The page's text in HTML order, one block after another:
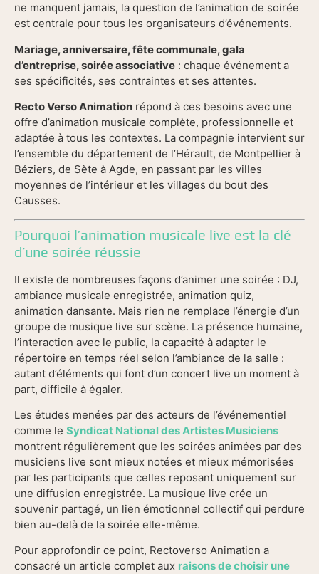
ne manquent jamais, la question de l’animation de soirée
est centrale pour tous les organisateurs d’événements.
Mariage, anniversaire, fête communale, gala
d’entreprise, soirée associative : chaque événement a
ses spécificités, ses contraintes et ses attentes.
Recto Verso Animation répond à ces besoins avec une
offre d’animation musicale complète, professionnelle et
adaptée à tous les contextes. La compagnie intervient sur
l’ensemble du département de l’Hérault, de Montpellier à
Béziers, de Sète à Agde, en passant par les villes
moyennes de l’intérieur et les villages du bout des
Causses.
Pourquoi l’animation musicale live est la clé
d’une soirée réussie
Il existe de nombreuses façons d’animer une soirée : DJ,
ambiance musicale enregistrée, animation quiz,
animation dansante. Mais rien ne remplace l’énergie d’un
groupe de musique live sur scène. La présence humaine,
l’interaction avec le public, la capacité à adapter le
répertoire en temps réel selon l’ambiance de la salle :
autant d’éléments qui font d’un concert live un moment à
part, difficile à égaler.
Les études menées par des acteurs de l’événementiel
comme le Syndicat National des Artistes Musiciens
montrent régulièrement que les soirées animées par des
musiciens live sont mieux notées et mieux mémorisées
par les participants que celles reposant uniquement sur
une diffusion enregistrée. La musique live crée un
souvenir partagé, un lien émotionnel collectif qui perdure
bien au-delà de la soirée elle-même.
Pour approfondir ce point, Rectoverso Animation a
consacré un article complet aux raisons de choisir une